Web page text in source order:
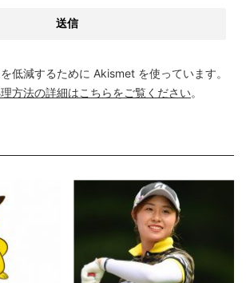
低減するために Akismet を使っています。
方法の詳細はこちらをご覧ください。